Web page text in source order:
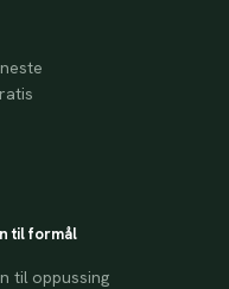
til formål
til oppussing